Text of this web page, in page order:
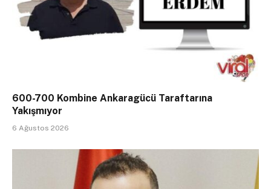
600-700 Kombine Ankaragücü Taraftarına
Yakışmıyor
6 Ağustos 2026